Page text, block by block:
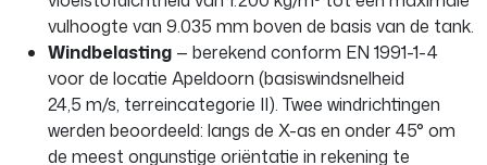
vulhoogte van 9.035 mm boven de basis van de tank.
Windbelasting — berekend conform EN 1991-1-4
voor de locatie Apeldoorn (basiswindsnelheid
24,5 m/s, terreincategorie II). Twee windrichtingen
werden beoordeeld: langs de X-as en onder 45° om
de meest ongunstige oriëntatie in rekening te